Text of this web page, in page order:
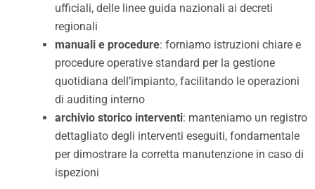
ufficiali, delle linee guida nazionali ai decreti
regionali
manuali e procedure: forniamo istruzioni chiare e
procedure operative standard per la gestione
quotidiana dell’impianto, facilitando le operazioni
di auditing interno
archivio storico interventi: manteniamo un registro
dettagliato degli interventi eseguiti, fondamentale
per dimostrare la corretta manutenzione in caso di
ispezioni